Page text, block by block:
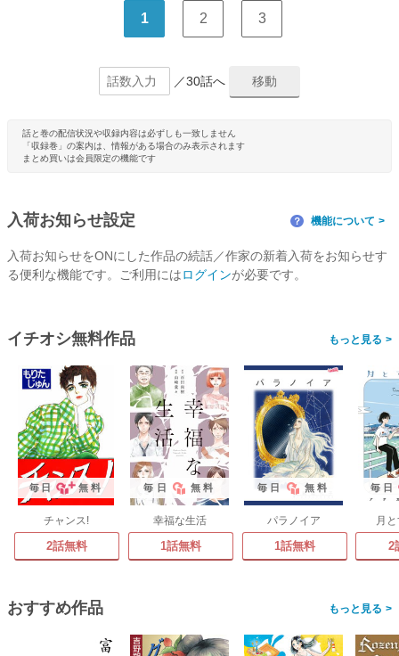
1 2 3
／30話へ
話と巻の配信状況や収録内容は必ずしも一致しません
「収録巻」の案内は、情報がある場合のみ表示されます
まとめ買いは会員限定の機能です
入荷お知らせ設定 ？ 機能について
入荷お知らせをONにした作品の続話／作家の新着入荷をお知らせす
る便利な機能です。ご利用にはログインが必要です。
イチオシ無料作品 >
毎日 無料
チャンス!
2話無料
毎日 無料
幸福な生活
1話無料
毎日 無料
パラノイア
1話無料
毎日
月
2
おすすめ作品 >